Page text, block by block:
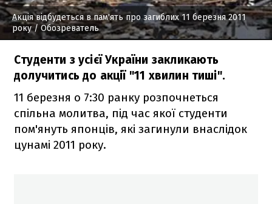
Акція відбудеться в пам'ять про загиблих 11 березня 2011
року/ Обозреватель
Студенти з усієї України закликають
долучитись до акції "11 хвилин тиші".
11 березня о 7:30 ранку розпочнеться
спільна молитва, під час якої студенти
пом'януть японців, які загинули внаслідок
цунамі 2011 року.